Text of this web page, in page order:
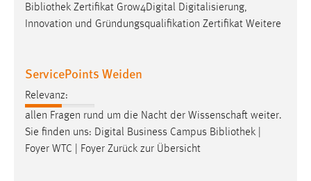
Bibliothek Zertifikat Grow4Digital Digitalisierung,
Innovation und Gründungsqualifikation Zertifikat Weitere
ServicePoints Weiden
Relevanz:
allen Fragen rund um die Nacht der Wissenschaft weiter.
Sie finden uns: Digital Business Campus Bibliothek
Foyer WTC | Foyer Zurück zur Übersicht
Für performante Seitenauslieferung wird in diesem Cookie
gespeichert, ob man eingeloggt ist.
Name:
site-language-preference
Zweck:
Das Cookie speichert die gewählte Sprache der Website.